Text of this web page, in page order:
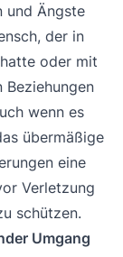
und Ängste
der in
oder mit
wenn es
übermäßige
eine
Verletzung
schützen.
Umgang